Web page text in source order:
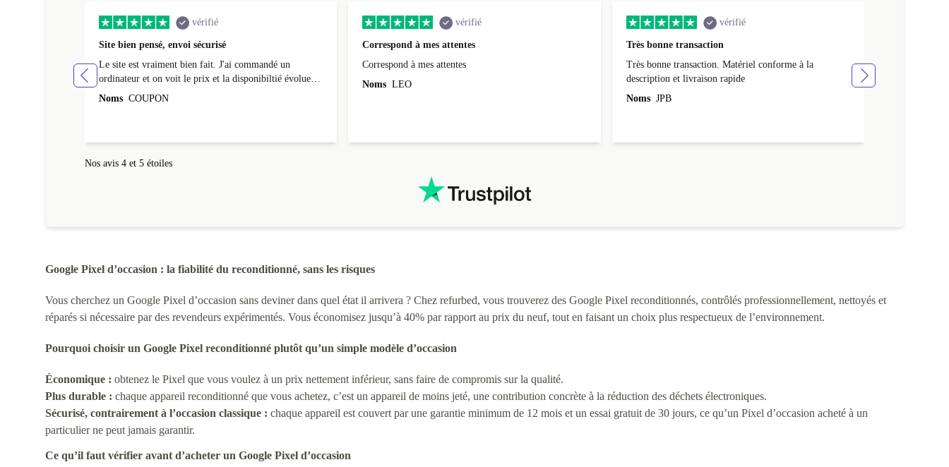
vérifié
Site bien pensé, envoi sécurisé
Le site est vraiment bien fait. J'ai commandé un
ordinateur et on voit le prix et la disponibiltié évoluer
au fil des caractéristiques choisies. L'envoi de
Noms COUPON
vérifié
Correspond à mes attentes
Correspond à mes attentes
Noms LEO
vérifié
Très bonne transaction
Très bonne transaction. Matériel conforme à la
description et livraison rapide
Noms JPB
Nos avis 4 et 5 étoiles
Google Pixel d’occasion : la fiabilité du reconditionné, sans les risques
Vous cherchez un Google Pixel d’occasion sans deviner dans quel état il arrivera ? Chez refurbed, vous trouverez des Google Pixel reconditionnés, contrôlés professionnellement, nettoyés et
réparés si nécessaire par des revendeurs expérimentés. Vous économisez jusqu’à 40% par rapport au prix du neuf, tout en faisant un choix plus respectueux de l’environnement.
Pourquoi choisir un Google Pixel reconditionné plutôt qu’un simple modèle d’occasion
Économique : obtenez le Pixel que vous voulez à un prix nettement inférieur, sans faire de compromis sur la qualité.
Plus durable : chaque appareil reconditionné que vous achetez, c’est un appareil de moins jeté, une contribution concrète à la réduction des déchets électroniques.
Sécurisé, contrairement à l’occasion classique : chaque appareil est couvert par une garantie minimum de 12 mois et un essai gratuit de 30 jours, ce qu’un Pixel d’occasion acheté à un
particulier ne peut jamais garantir.
Ce qu’il faut vérifier avant d’acheter un Google Pixel d’occasion